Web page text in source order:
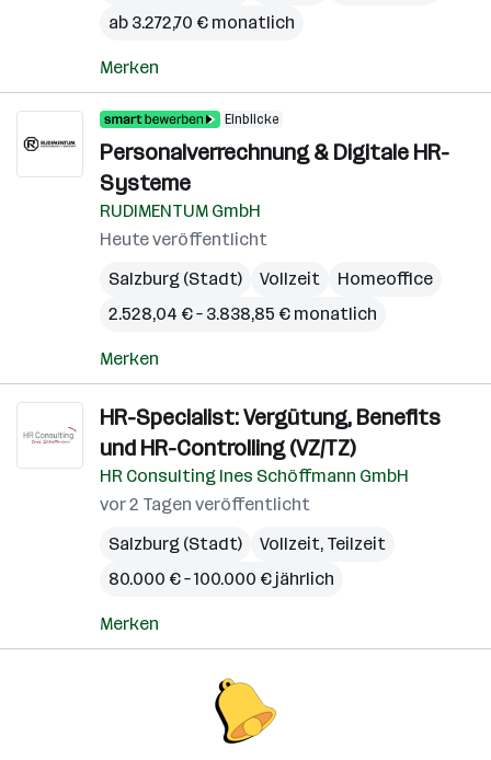
ab 3.272,70 € monatlich
Merken
Einblicke
Personalverrechnung & Digitale HR-
Systeme
RUDIMENTUM GmbH
Heute veröffentlicht
Salzburg (Stadt)
Vollzeit
Homeoffice
2.528,04 € – 3.838,85 € monatlich
Merken
HR-Specialist: Vergütung, Benefits
und HR-Controlling (VZ/TZ)
HR Consulting Ines Schöffmann GmbH
vor 2 Tagen veröffentlicht
Salzburg (Stadt)
Vollzeit, Teilzeit
80.000 € – 100.000 € jährlich
Merken